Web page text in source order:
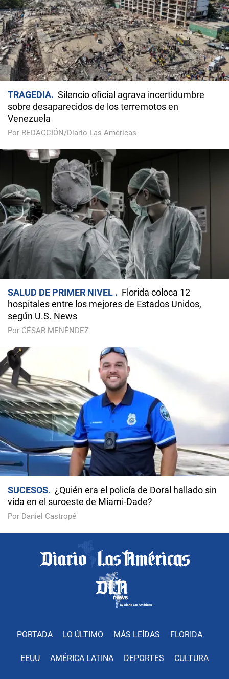
TRAGEDIA
Silencio oficial agrava incertidumbre
sobre desaparecidos de los terremotos en
Venezuela
Por REDACCIÓN/Diario Las Américas
SALUD DE PRIMER NIVEL
Florida coloca 12
hospitales entre los mejores de Estados Unidos,
según U.S. News
Por CÉSAR MENÉNDEZ
SUCESOS
¿Quién era el policía de Doral hallado sin
vida en el suroeste de Miami-Dade?
Por Daniel Castropé
PORTADA LO ÚLTIMO MÁS LEÍDAS FLORIDA
EEUU AMÉRICA LATINA DEPORTES CULTURA